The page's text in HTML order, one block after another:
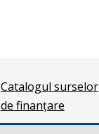
Catalogul surselor
de finanțare